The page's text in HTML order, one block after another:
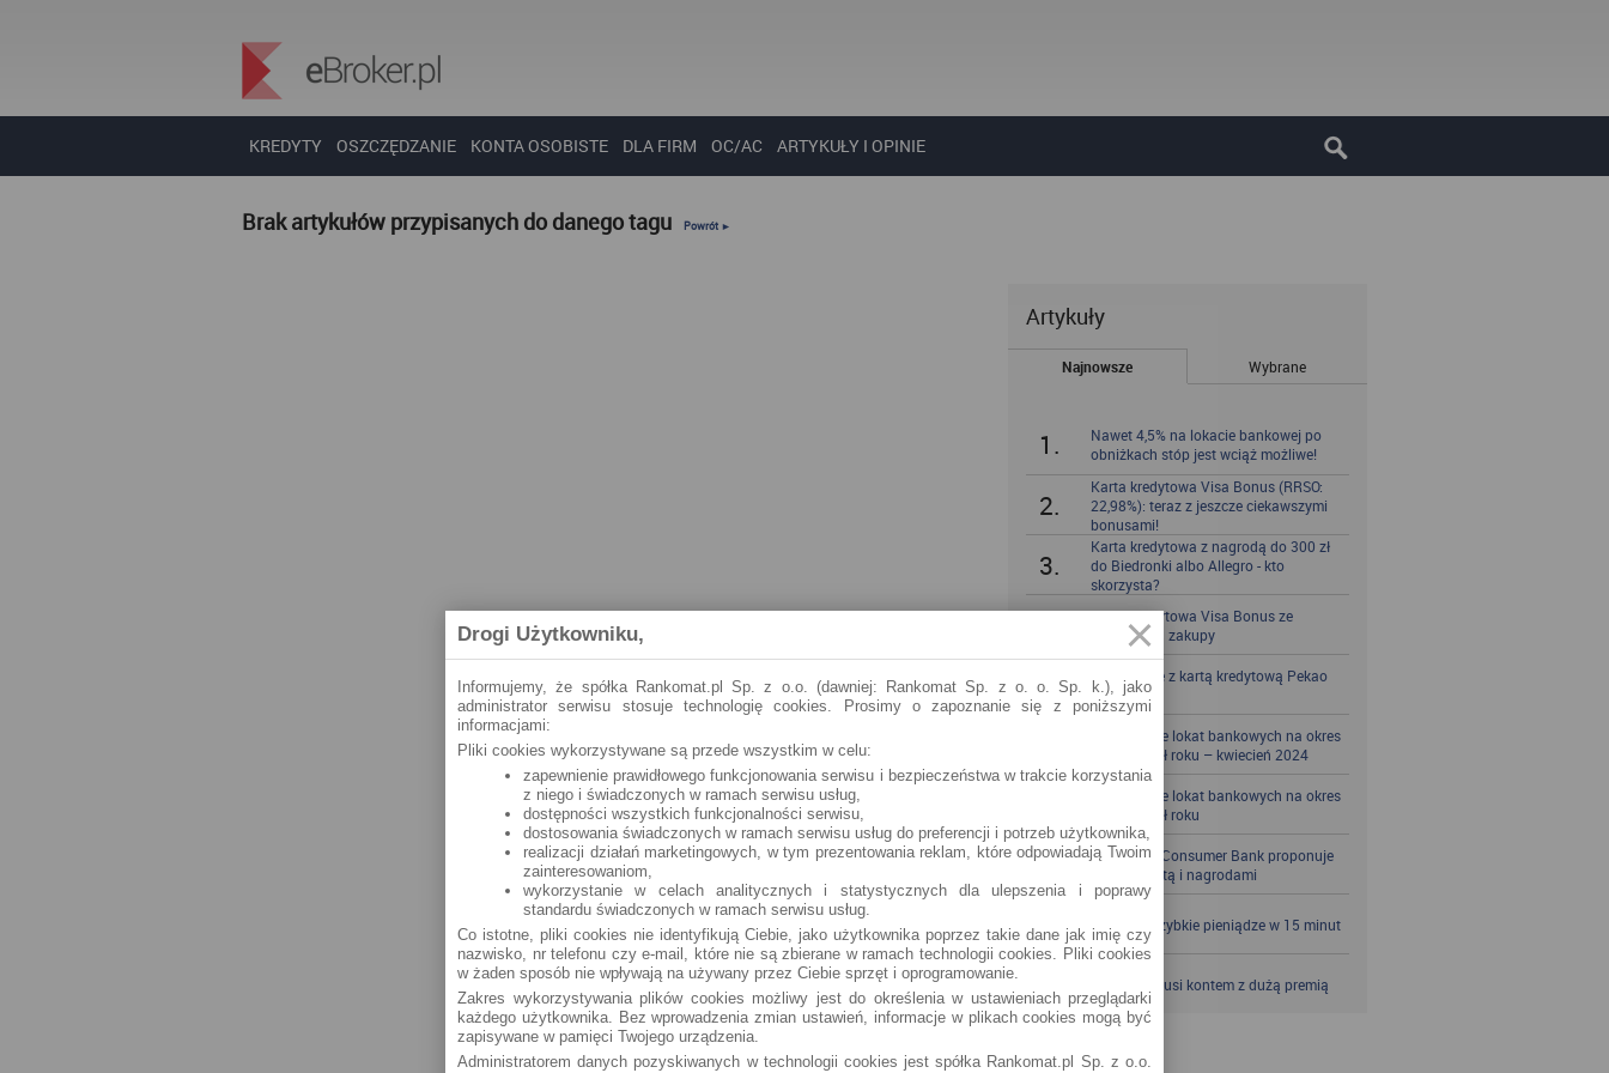
KREDYTY OSZCZĘDZANIE KONTA OSOBISTE DLA FIRM OC/AC ARTYKUŁY I OPINIE
Brak artykułów przypisanych do danego tagu Powrót ►
Artykuły
Najnowsze Wybrane
1.
Nawet 4,5% na lokacie bankowej po
obniżkach stóp jest wciąż możliwe!
2.
Karta kredytowa Visa Bonus (RRSO:
22,98%): teraz z jeszcze ciekawszymi
bonusami!
3.
Karta kredytowa z nagrodą do 300 zł
do Biedronki albo Allegro - kto
skorzysta?
Karta kredytowa Visa Bonus ze
zwrotem za zakupy
5.
Zbieraj mile z kartą kredytową Pekao
S.A.
Porównanie lokat bankowych na okres
powyżej pół roku – kwiecień 2024
Porównanie lokat bankowych na okres
powyżej pół roku
8.
Santander Consumer Bank proponuje
jesień z kartą i nagrodami
9. SKOK po szybkie pieniądze w 15 minut
10. VeloBank kusi kontem z dużą premią
Drogi Użytkowniku,
Informujemy, że spółka Rankomat.pl Sp. z o.o. (dawniej: Rankomat Sp. z o. o. Sp. k.), jako
administrator serwisu stosuje technologię cookies. Prosimy o zapoznanie się z poniższymi
informacjami:
Pliki cookies wykorzystywane są przede wszystkim w celu:
zapewnienie prawidłowego funkcjonowania serwisu i bezpieczeństwa w trakcie korzystania
z niego i świadczonych w ramach serwisu usług,
dostępności wszystkich funkcjonalności serwisu,
dostosowania świadczonych w ramach serwisu usług do preferencji i potrzeb użytkownika,
realizacji działań marketingowych, w tym prezentowania reklam, które odpowiadają Twoim
zainteresowaniom,
wykorzystanie w celach analitycznych i statystycznych dla ulepszenia i poprawy
standardu świadczonych w ramach serwisu usług.
Co istotne, pliki cookies nie identyfikują Ciebie, jako użytkownika poprzez takie dane jak imię czy
nazwisko, nr telefonu czy e-mail, które nie są zbierane w ramach technologii cookies. Pliki cookies
w żaden sposób nie wpływają na używany przez Ciebie sprzęt i oprogramowanie.
Zakres wykorzystywania plików cookies możliwy jest do określenia w ustawieniach przeglądarki
każdego użytkownika. Bez wprowadzenia zmian ustawień, informacje w plikach cookies mogą być
zapisywane w pamięci Twojego urządzenia.
Administratorem danych pozyskiwanych w technologii cookies jest spółka Rankomat.pl Sp. z o.o.